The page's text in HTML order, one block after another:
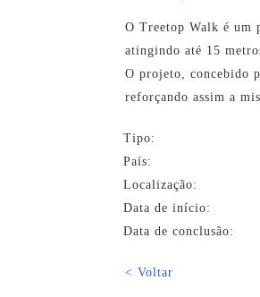
O Treetop Walk é um
atingindo até 15
O projeto, concebido
reforçando assim a
Tipo:
País:
Localização:
Data de início:
Data de conclusão:
< Voltar